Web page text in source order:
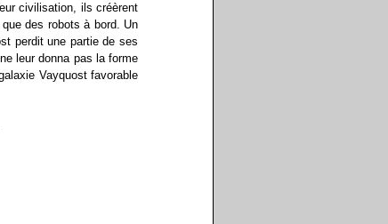
civilisation, ils créèrent
des robots à bord. Un
perdit une partie de ses
leur donna pas la forme
Vayquost favorable